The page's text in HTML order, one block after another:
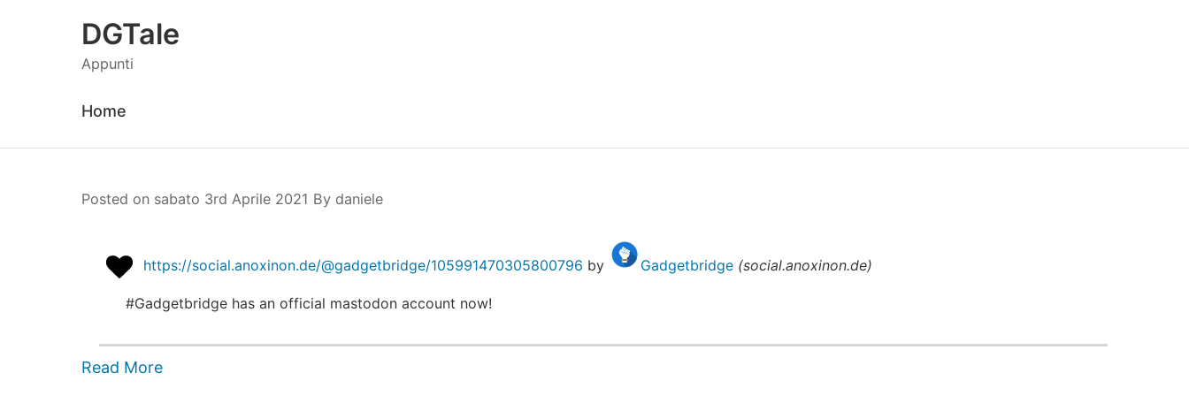
DGTale
Appunti
Home
Posted on sabato 3rd Aprile 2021 By daniele
https://social.anoxinon.de/@gadgetbridge/105991470305800796 by Gadgetbridge (social.anoxinon.de)
#Gadgetbridge has an official mastodon account now!
Read More